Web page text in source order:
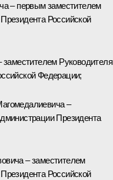
– первым заместителем
Российской
Руководителя
Федерации;
–
Президента
– заместителем
Российской